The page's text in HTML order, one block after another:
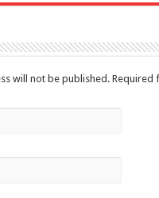
will not be published.Required